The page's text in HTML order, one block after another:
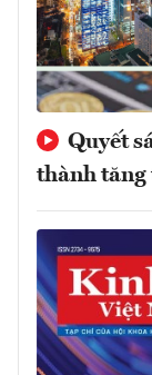
Quyết
thành tăng